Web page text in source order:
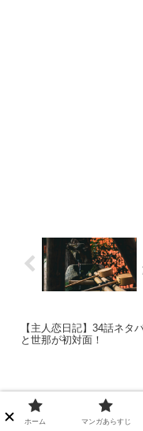
【主人恋日記】34話ネタ
と世那が初対面！
コメント
ホーム マンガあらすじ